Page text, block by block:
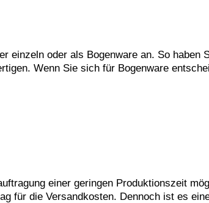
einzeln oder als Bogenware an. So haben
Wenn Sie sich für Bogenware
einer geringen Produktionszeit
für die Versandkosten. Dennoch ist es